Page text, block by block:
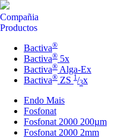
Compañia
Productos
Bactiva®
Bactiva® 5x
Bactiva® Alga-Ex
Bactiva® ZS 1/3x
Endo Mais
Fosfonat
Fosfonat 2000 200µm
Fosfonat 2000 2mm